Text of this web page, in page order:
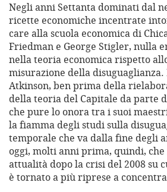
Negli anni Settanta dominati dal
ricette economiche incentrate
care alla scuola economica di
Friedman e George Stigler, nulla
nella teoria economica rispetto
misurazione della
Atkinson, ben prima della
della teoria del Capitale da parte
che pure lo onora tra i suoi
la fiamma degli studi sulla
temporale che va dalla fine degli
oggi, molti anni prima, quindi,
attualità dopo la crisi del 2008 su
è tornato a più riprese a